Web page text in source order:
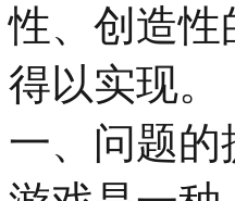
性、创造性
得以实现。
一、问题的